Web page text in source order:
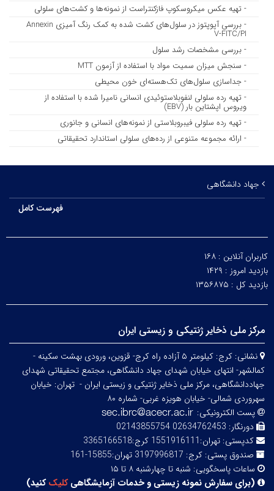
- تهیه عکس میکروسکوپ فازکنتراست از نمونه‌ها و کشت‌های سلولی
- بررسی آپوپتوز در سلول‌های کشت شده به کمک رنگ آمیزی Annexin
V-FITC/PI
- بررسی مشخصات رشد سلول
- سنجش میزان سمیت مواد با استفاده از آزمون MTT
- جداسازی سلول‌های تک‌هسته‌ای خون محیطی
- تهیه رده‌ سلولی لنفوبلاستوئیدی انسانی نامیرا شده با استفاده از
ویروس اپشتاین بار (EBV)
- تهیه رده‌ سلولی فیبروبلاستی از نمونه‌های انسانی و جانوری
- ارائه مجموعه متنوعی از رده‌های سلولی استاندارد تحقیقاتی
جهاد دانشگاهی
فهرست کامل
کاربران آنلاین : ۱۶۸
بازدید امروز : ۱۴۲۹
بازدید کل : ۱۳۵۶۸۷۵
مرکز ملی ذخایر ژنتیکی و زیستی ایران
نشانی:
کرج: کیلومتر ۵ آزاده راه کرج- قزوین، ورودی بهشت سکینه -
کمالشهر- انتهای خیابان شهدای جهاد دانشگاهی، مجتمع تحقیقاتی شهدای
جهاددانشگاهی، مرکز ملی ذخایر ژنتیکی و زیستی ایران - تهران: خیابان
سهروردی شمالی- خیابان هویزه غربی- شماره ۸۰
پست الکترونیکی:
دورنگار: 02634762453 02143855754
کدپستی: تهران:1551916111 کرج:3365166518
صندوق پستی: کرج: 3197996817 تهران:15855-161
ساعات پاسخگویی: شنبه تا چهارشنبه ۸ تا ۱۵
(برای سفارش نمونه زیستی و خدمات آزمایشگاهیکلیککنید)